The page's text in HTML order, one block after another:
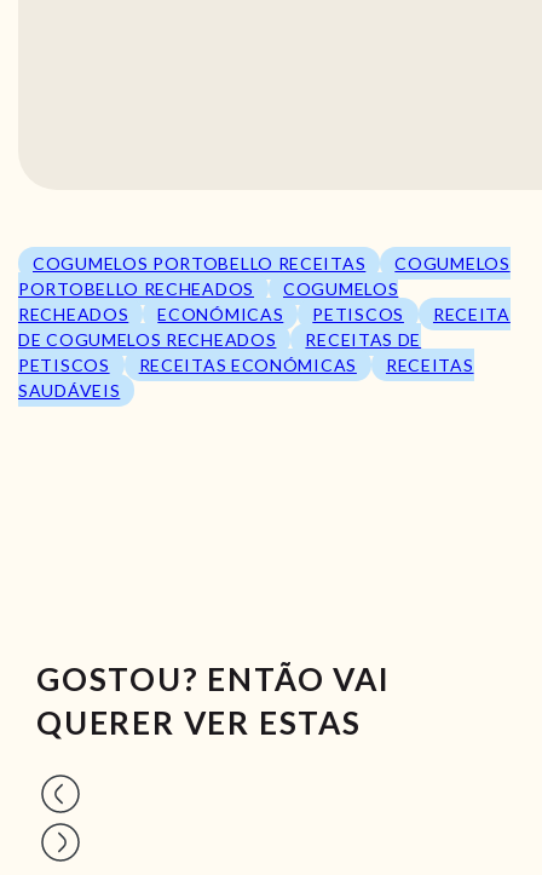
COGUMELOS PORTOBELLO RECEITAS
COGUMELOS
PORTOBELLO RECHEADOS
COGUMELOS
RECHEADOS
ECONÓMICAS PETISCOS
RECEITA
DE COGUMELOS RECHEADOS
RECEITAS DE
PETISCOS
RECEITAS ECONÓMICAS
RECEITAS
SAUDÁVEIS
GOSTOU? ENTÃO VAI
QUERER VER ESTAS